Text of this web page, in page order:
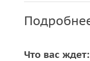
Что вас ждет: